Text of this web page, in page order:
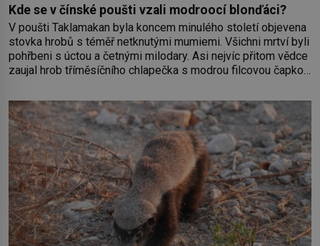
Kde se v čínské poušti vzali modroocí blonďáci?
V poušti Taklamakan byla koncem minulého století objevena
stovka hrobů s téměř netknutými mumiemi. Všichni mrtví byli
pohřbeni s úctou a četnými milodary. Asi nejvíc přitom vědce
zaujal hrob tříměsíčního chlapečka s modrou filcovou čapkou,
nesmírně dobře zachovalá, přičítají odborníci zdejším
klimatickým podmínkám. Sucho, prosolené písky a extrémně